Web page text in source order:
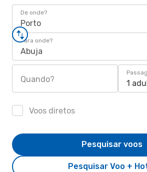
De onde?
Porto
Para onde?
Abuja
Quando? 1
Voos diretos
Pesquisar Voo +
Pesquisar voos